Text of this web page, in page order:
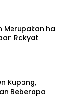
Merupakan hal
Rakyat
Kupang,
Beberapa